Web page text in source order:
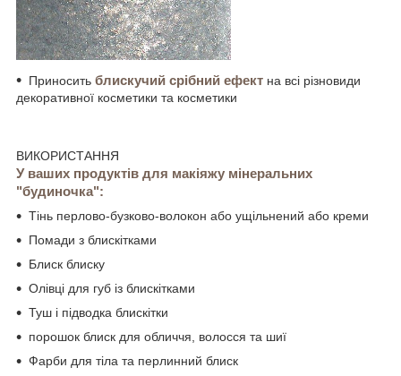
Приносить блискучий срібний ефект на всі різновиди
декоративної косметики та косметики
ВИКОРИСТАННЯ
У ваших продуктів для макіяжу мінеральних
"будиночка":
Тінь перлово-бузково-волокон або ущільнений або креми
Помади з блискітками
Блиск блиску
Олівці для губ із блискітками
Туш і підводка блискітки
порошок блиск для обличчя, волосся та шиї
Фарби для тіла та перлинний блиск